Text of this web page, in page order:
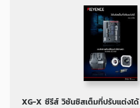
XG-X ซีรีส์ วิชันซิสเต็มที่ปรับแต่งไ